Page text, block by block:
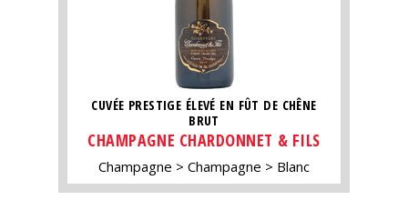
CUVÉE PRESTIGE ÉLEVÉ EN FÛT DE CHÊNE
BRUT
CHAMPAGNE CHARDONNET & FILS
Champagne Champagne Blanc